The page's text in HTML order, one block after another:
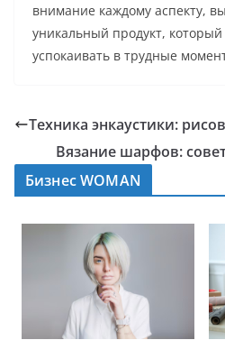
внимание каждому аспекту,
уникальный продукт, который
успокаивать в трудные
Техника энкаустики:
Вязание шарфов:
Бизнес WOMAN